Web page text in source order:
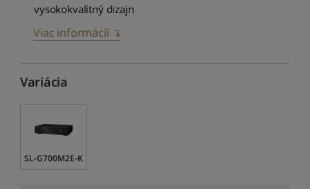
vysokokvalitný dizajn
Viac informácií ↴
Variácia
SL-G700M2E-K